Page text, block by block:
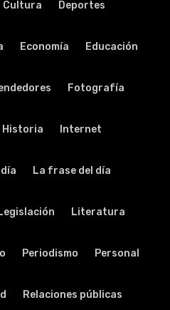
Cultura Deportes
Economía Educación
Fotografía
Historia Internet
La frase del día
Literatura
Periodismo Personal
Relaciones públicas